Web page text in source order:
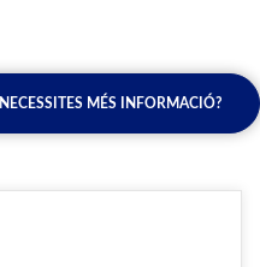
NECESSITES MÉS INFORMACIÓ?